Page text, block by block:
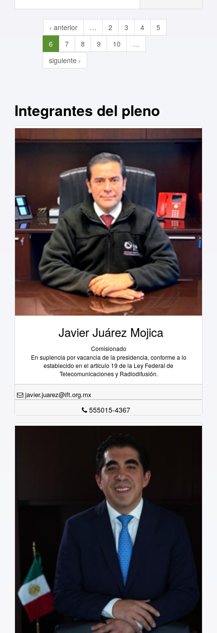
‹ anterior … 2 3 4
5
6
7 8 9 10
…
siguiente ›
Integrantes del pleno
Javier Juárez Mojica
Comisionado
En suplencia por vacancia de la presidencia, conforme a lo
establecido en el artículo 19 de la Ley Federal de
Telecomunicaciones y Radiodifusión.
javier.juarez@ift.org.mx
555015-4367